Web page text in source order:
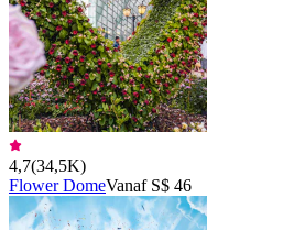
4,7(34,5K)
Flower DomeVanaf S$ 46